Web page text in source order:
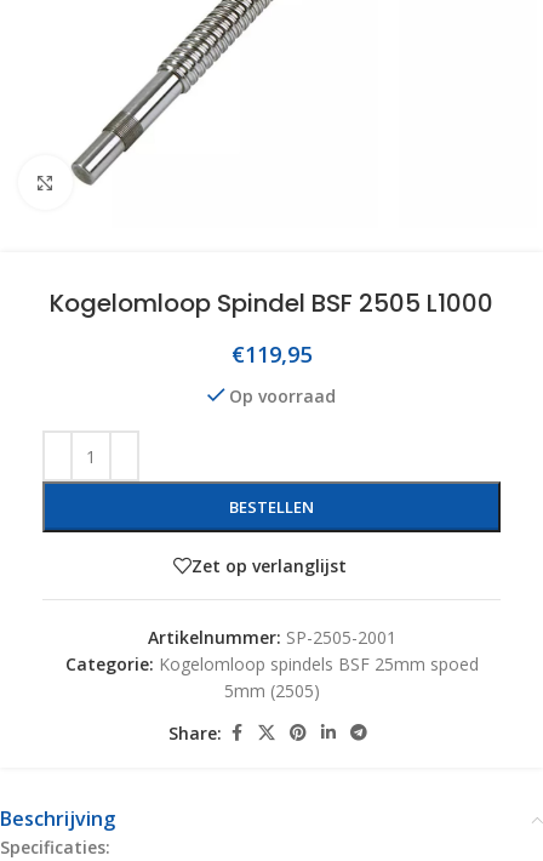
Click to enlarge
Kogelomloop Spindel BSF 2505 L1000
€119,95
Op voorraad
BESTELLEN
Zet op verlanglijst
Artikelnummer: SP-2505-2001
Categorie: Kogelomloop spindels BSF 25mm spoed
5mm (2505)
Share:
Beschrijving
Specificaties: